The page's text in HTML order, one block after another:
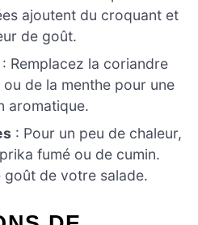
ajoutent du croquant et
de goût.
: Remplacez la coriandre
de la menthe pour une
aromatique.
: Pour un peu de chaleur,
fumé ou de cumin.
goût de votre salade.